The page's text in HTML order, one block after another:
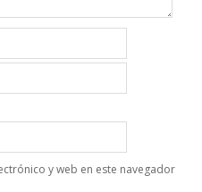
y web en este navegador